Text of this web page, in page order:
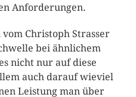
Anforderungen.
Christoph Strasser
bei ähnlichem
nicht nur auf diese
auch darauf wieviel
Leistung man über